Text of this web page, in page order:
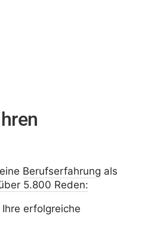
Berufserfahrung als
5.800 Reden:
Ihre erfolgreiche